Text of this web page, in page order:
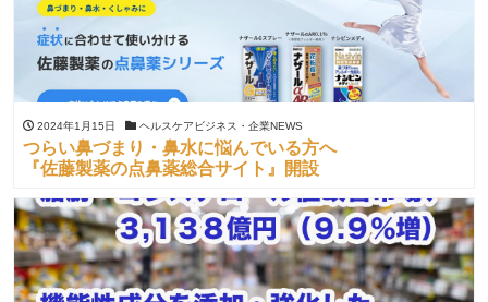
2024年1月15日 ヘルスケアビジネス・企業NEWS
つらい鼻づまり・鼻水に悩んでいる方へ
『佐藤製薬の点鼻薬総合サイト』開設